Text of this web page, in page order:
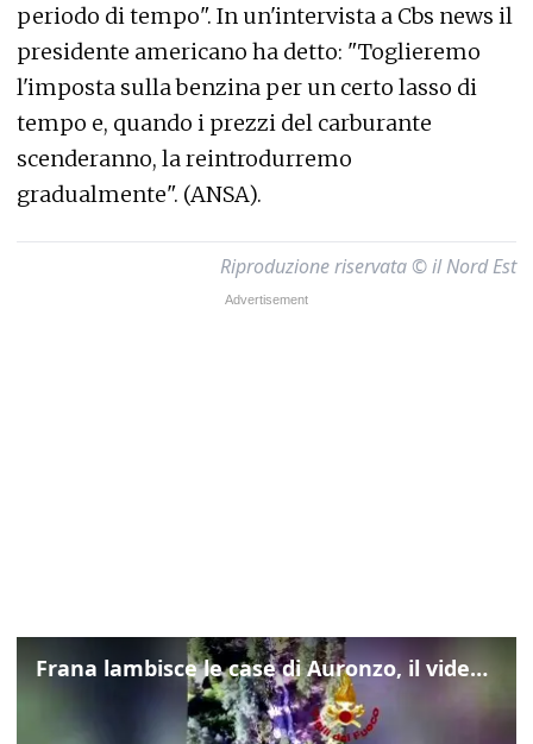
periodo di tempo". In un'intervista a Cbs news il
presidente americano ha detto: "Toglieremo
l'imposta sulla benzina per un certo lasso di
tempo e, quando i prezzi del carburante
scenderanno, la reintrodurremo
gradualmente". (ANSA).
Riproduzione riservata © il Nord Est
Frana lambisce le case di Auronzo, il video dall'elicottero dei vigili del fuoco